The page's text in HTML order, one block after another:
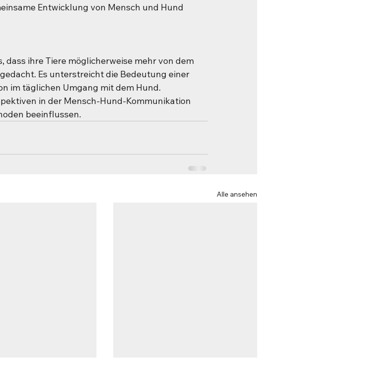
Entwicklung von Mensch und Hund
ihre Tiere möglicherweise mehr von dem
Es unterstreicht die Bedeutung einer
im täglichen Umgang mit dem Hund.
in der Mensch-Hund-Kommunikation
beeinflussen.
Alle ansehen